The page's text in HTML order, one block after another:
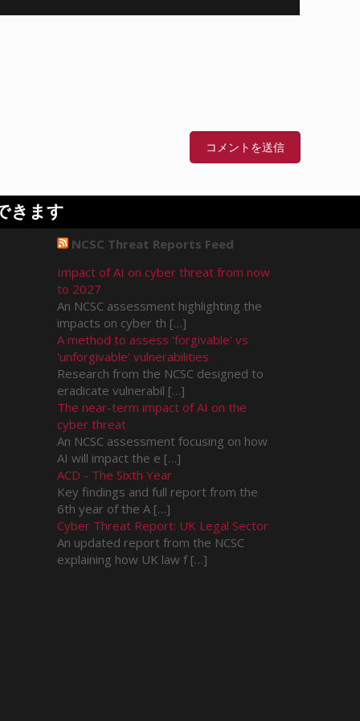
きます
NCSC Threat Reports Feed
Impact of AI on cyber threat from now
to 2027
An NCSC assessment highlighting the
impacts on cyber th […]
A method to assess 'forgivable' vs
'unforgivable' vulnerabilities
Research from the NCSC designed to
eradicate vulnerabil […]
The near-term impact of AI on the
cyber threat
An NCSC assessment focusing on how
AI will impact the e […]
ACD - The Sixth Year
Key findings and full report from the
6th year of the A […]
Cyber Threat Report: UK Legal Sector
An updated report from the NCSC
explaining how UK law f […]